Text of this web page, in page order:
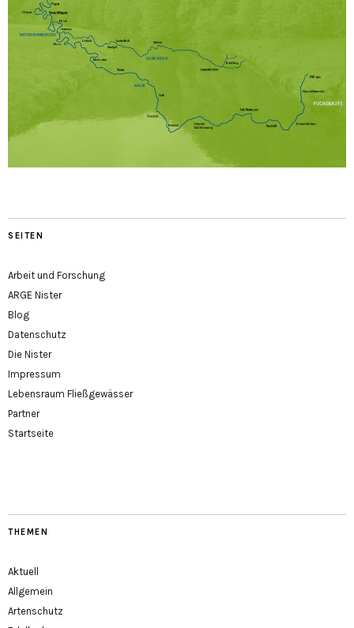
SEITEN
Arbeit und Forschung
ARGE Nister
Blog
Datenschutz
Die Nister
Impressum
Lebensraum Fließgewässer
Partner
Startseite
THEMEN
Aktuell
Allgemein
Artenschutz